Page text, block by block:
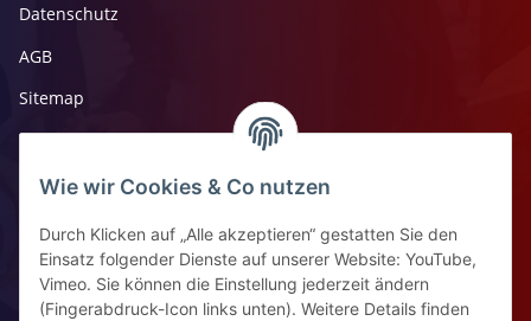
Wie wir Cookies & Co nutzen
Durch Klicken auf „Alle akzeptieren“ gestatten Sie den
Einsatz folgender Dienste auf unserer Website: YouTube,
Vimeo. Sie können die Einstellung jederzeit ändern
(Fingerabdruck-Icon links unten). Weitere Details finden
Datenschutz
AGB
Sitemap
Impressum
Widerrufsrecht
Kontaktinformationen
Ziegelhüttenstr 30, 64832 Babenhausen